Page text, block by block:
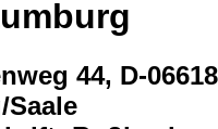
44, D-06618
Saale